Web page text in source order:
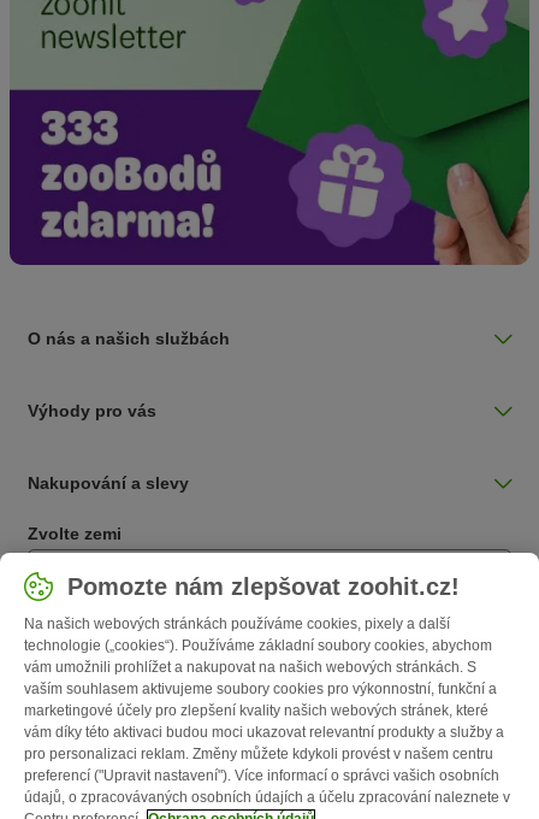
O nás a našich službách
Výhody pro vás
Nakupování a slevy
Zvolte zemi
Česká / CZ
Follow zooplus
Pomozte nám zlepšovat zoohit.cz!
Na našich webových stránkách používáme cookies, pixely a další
technologie („cookies“). Používáme základní soubory cookies, abychom
vám umožnili prohlížet a nakupovat na našich webových stránkách. S
vaším souhlasem aktivujeme soubory cookies pro výkonnostní, funkční a
marketingové účely pro zlepšení kvality našich webových stránek, které
vám díky této aktivaci budou moci ukazovat relevantní produkty a služby a
pro personalizaci reklam. Změny můžete kdykoli provést v našem centru
preferencí ("Upravit nastavení"). Více informací o správci vašich osobních
údajů, o zpracovávaných osobních údajích a účelu zpracování naleznete v